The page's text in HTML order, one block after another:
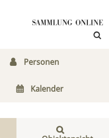
Personen
Kalender